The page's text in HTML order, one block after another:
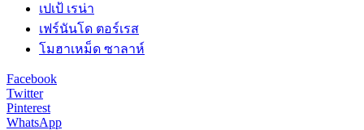
เปเป้ เรน่า
เฟร์นันโด ตอร์เรส
โมฮาเหม็ด ซาลาห์
Facebook
Twitter
Pinterest
WhatsApp